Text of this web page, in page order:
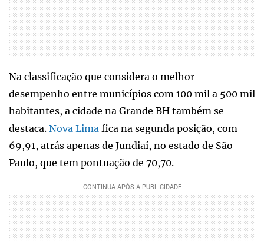
Na classificação que considera o melhor
desempenho entre municípios com 100 mil a 500 mil
habitantes, a cidade na Grande BH também se
destaca. Nova Lima fica na segunda posição, com
69,91, atrás apenas de Jundiaí, no estado de São
Paulo, que tem pontuação de 70,70.